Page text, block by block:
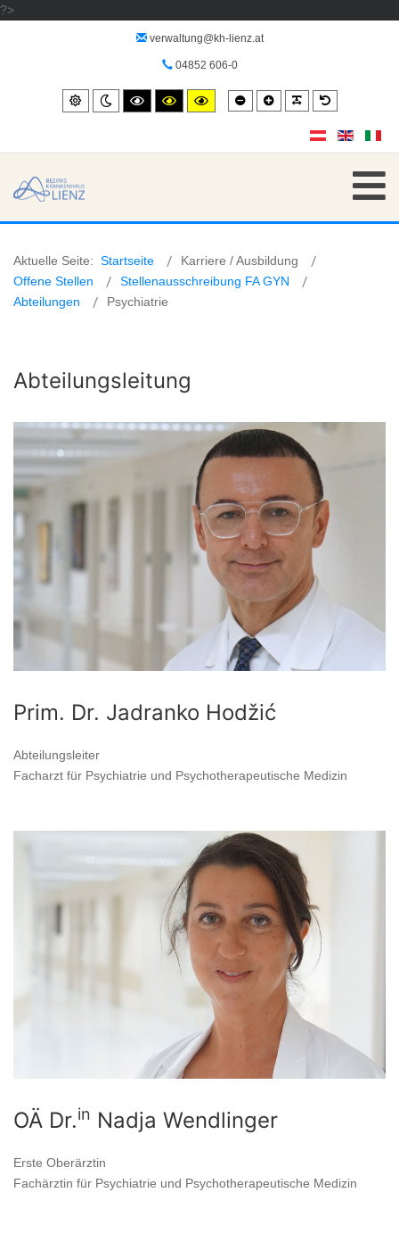
?>
verwaltung@kh-lienz.at
04852 606-0
Standard
Night
mode
High
contrast
High
contrast
High
contrast
Smaller
font
Larger
font
Default
font
Aktuelle Seite: Startseite
Karriere / Ausbildung
Offene Stellen
Stellenausschreibung FA GYN
Abteilungen
Psychiatrie
Abteilungsleitung
Prim. Dr. Jadranko Hodžić
Abteilungsleiter
Facharzt für Psychiatrie und Psychotherapeutische Medizin
OÄ Dr.in Nadja Wendlinger
Erste Oberärztin
Fachärztin für Psychiatrie und Psychotherapeutische Medizin